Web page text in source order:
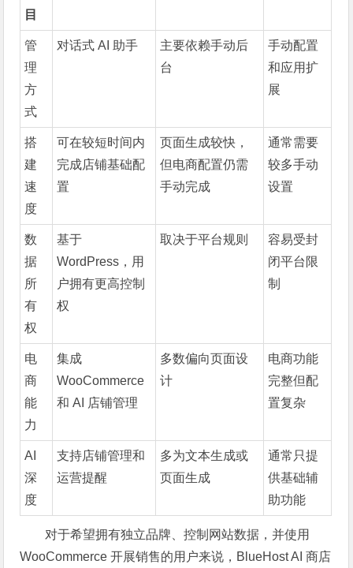
目
管
理
方
式
对话式 AI 助手
主要依赖手动后
台
手动配置
和应用扩
展
搭
建
速
度
可在较短时间内
完成店铺基础配
置
页面生成较快，
但电商配置仍需
手动完成
通常需要
较多手动
设置
数
据
所
有
权
基于
WordPress，用
户拥有更高控制
权
取决于平台规则
容易受封
闭平台限
制
电
商
能
力
集成
WooCommerce
和 AI 店铺管理
多数偏向页面设
计
电商功能
完整但配
置复杂
AI
深
度
支持店铺管理和
运营提醒
多为文本生成或
页面生成
通常只提
供基础辅
助功能
对于希望拥有独立品牌、控制网站数据，并使用
WooCommerce 开展销售的用户来说，BlueHost AI 商店